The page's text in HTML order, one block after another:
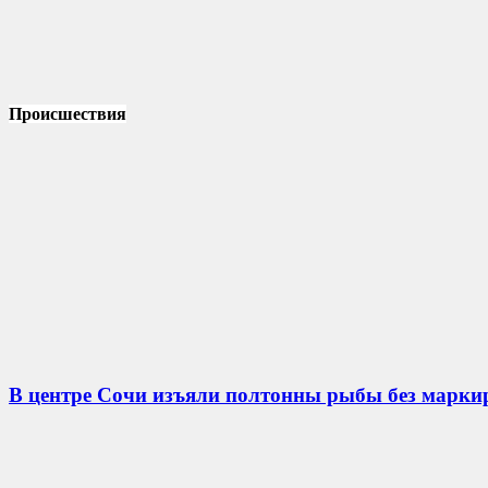
Происшествия
В центре Сочи изъяли полтонны рыбы без